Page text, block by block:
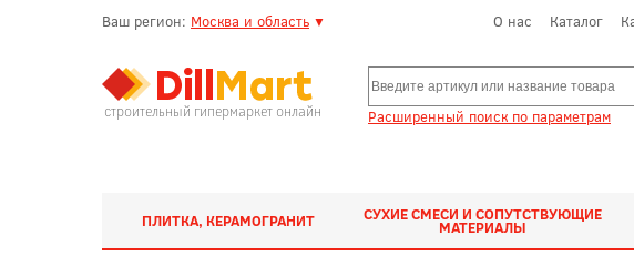
Ваш регион: Москва и область ▼ О нас Каталог
строительный гипермаркет онлайн Расширенный поиск по параметрам
ПЛИТКА, КЕРАМОГРАНИТ СУХИЕ СМЕСИ И СОПУТСТВУЮЩИЕ
МАТЕРИАЛЫ